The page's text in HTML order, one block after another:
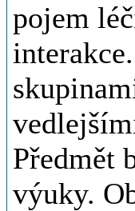
pojem
Předmět
výuky.